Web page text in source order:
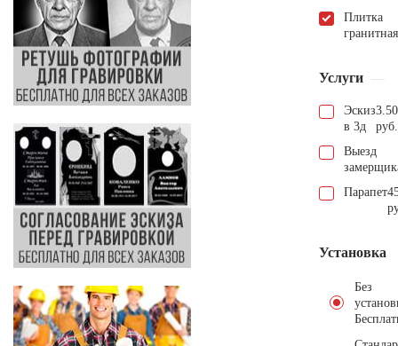
Плитка
гранитная
Услуги
Эскиз
в 3д
руб.
Выезд
Парапет
Установка
Без